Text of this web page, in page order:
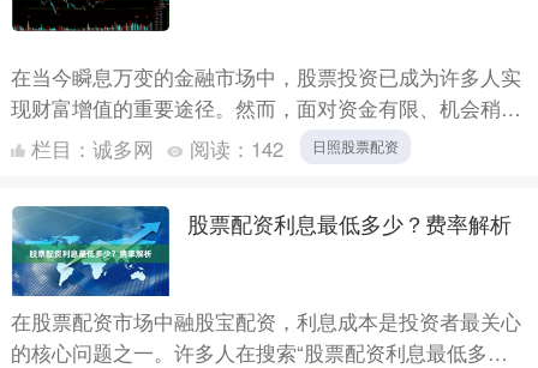
在当今瞬息万变的金融市场中，股票投资已成为许多人实
现财富增值的重要途径。然而，面对资金有限、机会稍纵
即逝的现实，越来越多的投资者开始关注杠杆工具，希望
通过合理运....
栏目： 诚多网 阅读： 142 日照股票配资
股票配资利息最低多少？费率解析
在股票配资市场中融股宝配资，利息成本是投资者最关心
的核心问题之一。许多人在搜索“股票配资利息最低多少”